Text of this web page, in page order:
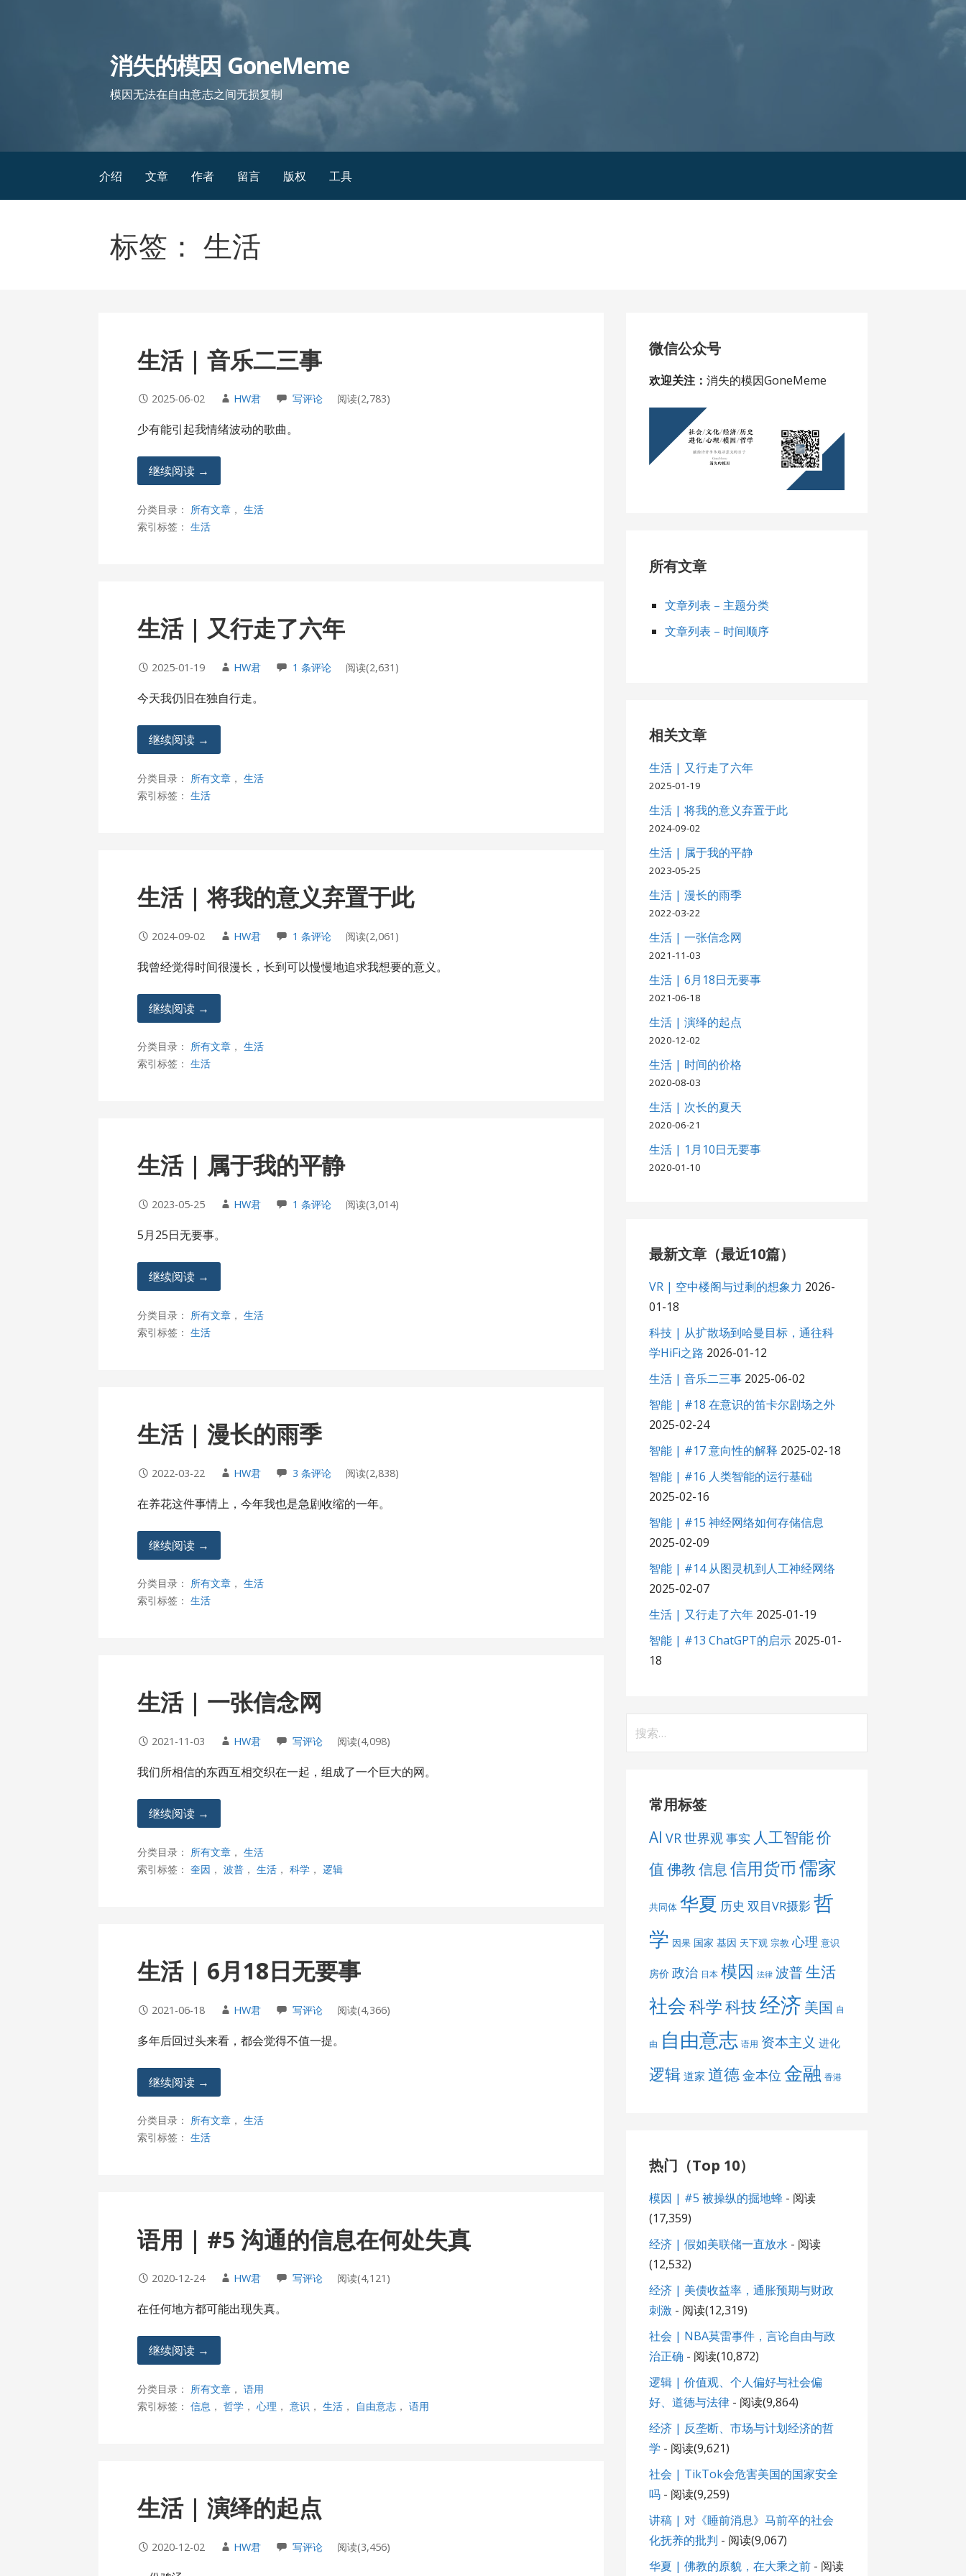
消失的模因 GoneMeme
模因无法在自由意志之间无损复制
介绍 文章 作者 留言 版权 工具
标签： 生活
生活 | 音乐二三事
2025-06-02 HW君 写评论 阅读(2,783)
少有能引起我情绪波动的歌曲。
继续阅读 →
分类目录： 所有文章 ，生活
索引标签：生活
生活 | 又行走了六年
2025-01-19 HW君 1 条评论 阅读(2,631)
今天我仍旧在独自行走。
继续阅读 →
分类目录： 所有文章 ，生活
索引标签：生活
生活 | 将我的意义弃置于此
2024-09-02 HW君 1 条评论 阅读(2,061)
我曾经觉得时间很漫长，长到可以慢慢地追求我想要的意义。
继续阅读 →
分类目录： 所有文章 ，生活
索引标签：生活
生活 | 属于我的平静
2023-05-25 HW君 1 条评论 阅读(3,014)
5月25日无要事。
继续阅读 →
分类目录： 所有文章 ，生活
索引标签：生活
生活 | 漫长的雨季
2022-03-22 HW君 3 条评论 阅读(2,838)
在养花这件事情上，今年我也是急剧收缩的一年。
继续阅读 →
分类目录： 所有文章 ，生活
索引标签：生活
生活 | 一张信念网
2021-11-03 HW君 写评论 阅读(4,098)
我们所相信的东西互相交织在一起，组成了一个巨大的网。
继续阅读 →
分类目录： 所有文章 ，生活
索引标签：奎因 ，波普 ，生活 ，科学 ，逻辑
生活 | 6月18日无要事
2021-06-18 HW君 写评论 阅读(4,366)
多年后回过头来看，都会觉得不值一提。
继续阅读 →
分类目录： 所有文章 ，生活
索引标签：生活
语用 | #5 沟通的信息在何处失真
2020-12-24 HW君 写评论 阅读(4,121)
在任何地方都可能出现失真。
继续阅读 →
分类目录： 所有文章 ，语用
索引标签：信息 ，哲学 ，心理 ，意识 ，生活 ， 自由意志 ，语用
生活 | 演绎的起点
2020-12-02 HW君 写评论 阅读(3,456)
微信公众号
欢迎关注： 消失的模因GoneMeme
所有文章
文章列表 – 主题分类
文章列表 – 时间顺序
相关文章
生活 | 又行走了六年
2025-01-19
生活 | 将我的意义弃置于此
2024-09-02
生活 | 属于我的平静
2023-05-25
生活 | 漫长的雨季
2022-03-22
生活 | 一张信念网
2021-11-03
生活 | 6月18日无要事
2021-06-18
生活 | 演绎的起点
2020-12-02
生活 | 时间的价格
2020-08-03
生活 | 次长的夏天
2020-06-21
生活 | 1月10日无要事
2020-01-10
最新文章（最近10篇）
VR | 空中楼阁与过剩的想象力 2026-
01-18
科技 | 从扩散场到哈曼目标，通往科
学HiFi之路 2026-01-12
生活 | 音乐二三事 2025-06-02
智能 | #18 在意识的笛卡尔剧场之外
2025-02-24
智能 | #17 意向性的解释 2025-02-18
智能 | #16 人类智能的运行基础
2025-02-16
智能 | #15 神经网络如何存储信息
2025-02-09
智能 | #14 从图灵机到人工神经网络
2025-02-07
生活 | 又行走了六年 2025-01-19
智能 | #13 ChatGPT的启示 2025-01-
18
索：
常用标签
AI VR世界观事实 人工智能价
值佛教信息信用货币儒家
共同体 华夏 历史 双目VR摄影 哲
学 因果 国家 基因 天下观 宗教 心理 意识
房价 政治 日本 模因 法律 波普生活
社会科学科技经济 美国 自
由 自由意志 语用 资本主义 进化
逻辑 道家 道德金本位 金融 香港
热门（Top 10）
模因 | #5 被操纵的掘地蜂- 阅读
(17,359)
经济 | 假如美联储一直放水 - 阅读
(12,532)
经济 | 美债收益率，通胀预期与财政
刺激 - 阅读(12,319)
社会 | NBA莫雷事件，言论自由与政
治正确 - 阅读(10,872)
逻辑 | 价值观、个人偏好与社会偏
好、道德与法律- 阅读(9,864)
经济 | 反垄断、市场与计划经济的哲
学 - 阅读(9,621)
社会 | TikTok会危害美国的国家安全
吗- 阅读(9,259)
讲稿 | 对《睡前消息》马前卒的社会
化抚养的批判 - 阅读(9,067)
华夏 | 佛教的原貌，在大乘之前- 阅读